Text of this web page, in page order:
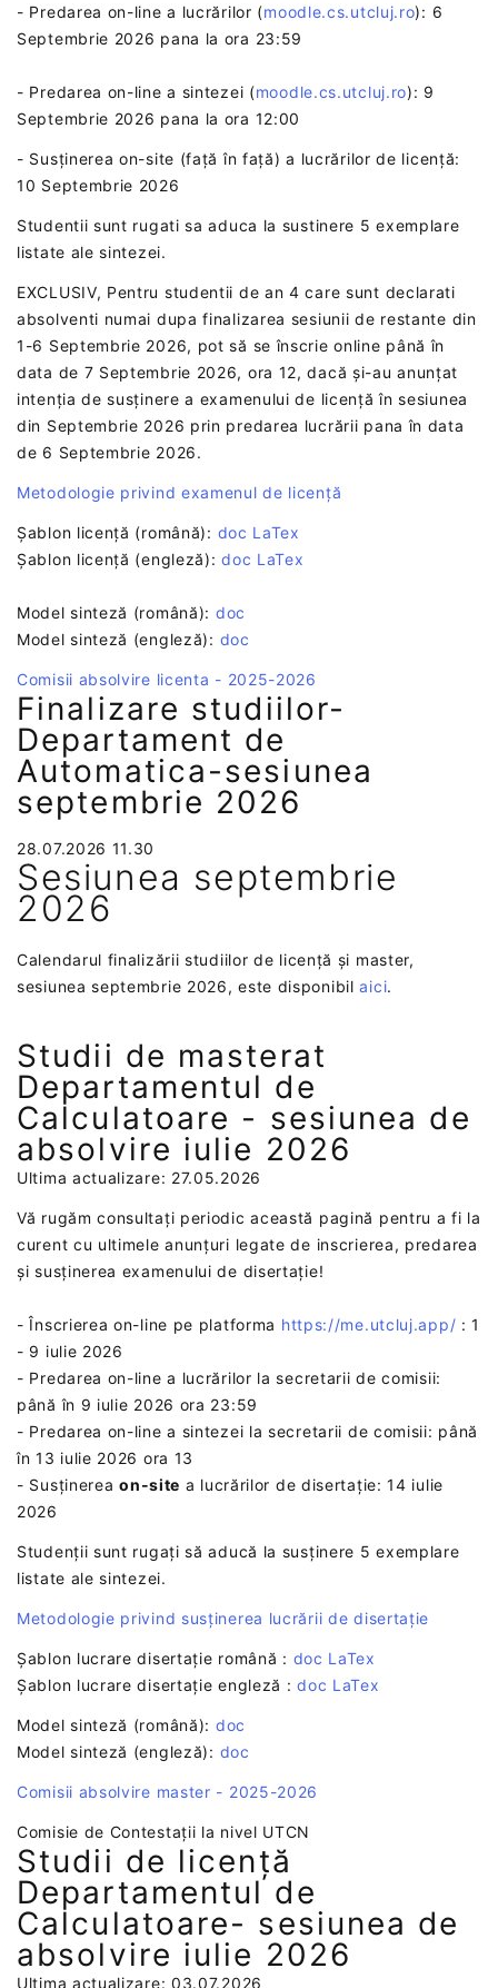
- Predarea on-line a lucrărilor (moodle.cs.utcluj.ro): 6
Septembrie 2026 pana la ora 23:59
- Predarea on-line a sintezei (moodle.cs.utcluj.ro): 9
Septembrie 2026 pana la ora 12:00
- Susținerea on-site (față în față) a lucrărilor de licență:
10 Septembrie 2026
Studentii sunt rugati sa aduca la sustinere 5 exemplare
listate ale sintezei.
EXCLUSIV, Pentru studentii de an 4 care sunt declarati
absolventi numai dupa finalizarea sesiunii de restante din
1-6 Septembrie 2026, pot să se înscrie online până în
data de 7 Septembrie 2026, ora 12, dacă și-au anunțat
intenția de susținere a examenului de licență în sesiunea
din Septembrie 2026 prin predarea lucrării pana în data
de 6 Septembrie 2026.
Metodologie privind examenul de licență
Șablon licență (română): doc LaTex
Șablon licență (engleză):doc LaTex
Model sinteză (română): doc
Model sinteză (engleză): doc
Comisii absolvire licenta - 2025-2026
Finalizare studiilor-
Departament de
Automatica-sesiunea
septembrie 2026
28.07.2026 11.30
Sesiunea septembrie
2026
Calendarul finalizării studiilor de licență și master,
sesiunea septembrie 2026, este disponibilaici.
Studii de masterat
Departamentul de
Calculatoare - sesiunea de
absolvire iulie 2026
Ultima actualizare: 27.05.2026
Vă rugăm consultați periodic această pagină pentru a fi la
curent cu ultimele anunțuri legate de inscrierea, predarea
și susținerea examenului de disertație!
- Înscrierea on-line pe platforma https://me.utcluj.app/ : 1
- 9 iulie 2026
- Predarea on-line a lucrărilor la secretarii de comisii:
până în 9 iulie 2026 ora 23:59
- Predarea on-line a sintezei la secretarii de comisii: până
în 13 iulie 2026 ora 13
- Susținereaon-site a lucrărilor de disertație: 14 iulie
2026
Studenții sunt rugați să aducă la susținere 5 exemplare
listate ale sintezei.
Metodologie privind susținerea lucrării de disertație
Șablon lucrare disertație română : doc LaTex
Șablon lucrare disertație engleză :doc LaTex
Model sinteză (română): doc
Model sinteză (engleză): doc
Comisii absolvire master - 2025-2026
Comisie de Contestații la nivel UTCN
Studii de licență
Departamentul de
Calculatoare- sesiunea de
absolvire iulie 2026
Ultima actualizare: 03.07.2026